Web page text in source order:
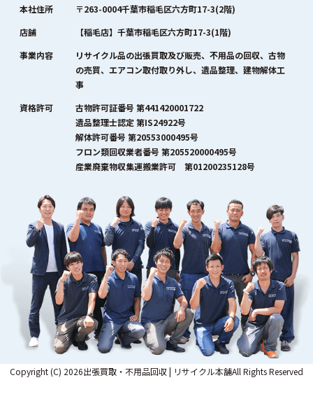
本社住所
〒263-0004千葉市稲毛区六方町17-3(2階)
店舗
【稲毛店】千葉市稲毛区六方町17-3(1階)
事業内容
リサイクル品の出張買取及び販売、不用品の回収、古物
の売買、エアコン取付取り外し、遺品整理、建物解体工
事
資格許可
古物許可証番号 第441420001722
遺品整理士認定 第IS24922号
解体許可番号 第20553000495号
フロン類回収業者番号 第205520000495号
産業廃棄物収集運搬業許可 第01200235128号
Copyright (C) 2026出張買取・不用品回収 | リサイクル本舗All Rights Reserved